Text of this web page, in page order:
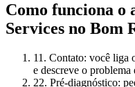
Como funciona o
Services no Bom
11. Contato: você liga
e descreve o
22. Pré-diagnóstico: